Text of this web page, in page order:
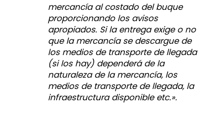
mercancía al costado del buque
proporcionando los avisos
apropiados. Si la entrega exige o no
que la mercancía se descargue de
los medios de transporte de llegada
(si los hay) dependerá de la
naturaleza de la mercancía, los
medios de transporte de llegada, la
infraestructura disponible etc.».